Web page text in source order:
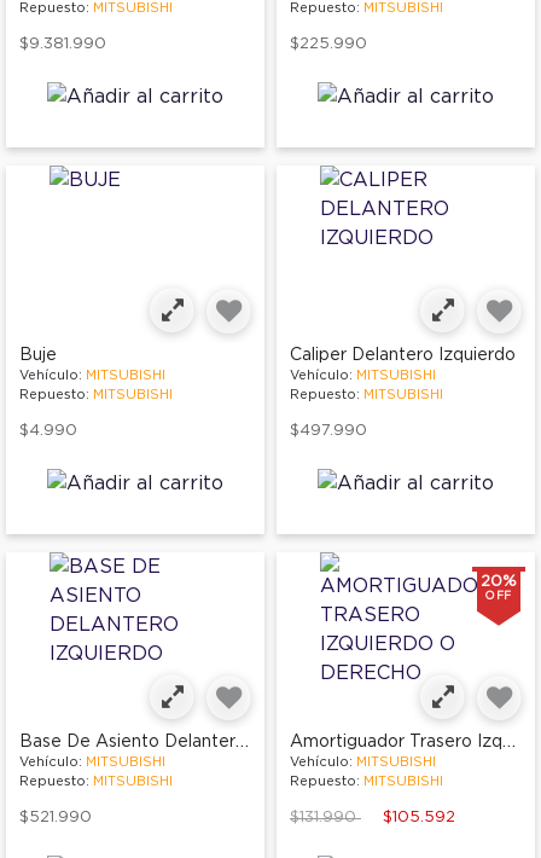
Repuesto: MITSUBISHI
$9.381.990
Repuesto: MITSUBISHI
$225.990
Buje
Vehículo: MITSUBISHI
Repuesto: MITSUBISHI
$4.990
Caliper Delantero Izquierdo
Vehículo: MITSUBISHI
Repuesto: MITSUBISHI
$497.990
Base De Asiento Delantero Izquierdo
Vehículo: MITSUBISHI
Repuesto: MITSUBISHI
$521.990
20%
OFF
Amortiguador Trasero Izquierdo O Derecho
Vehículo: MITSUBISHI
Repuesto: MITSUBISHI
Price reduced from
$131.990to $105.592